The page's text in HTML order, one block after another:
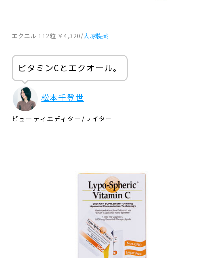
エクエル 112粒 ￥4,320/大塚製薬
ビタミンCとエクオール。
松本千登世
ビューティエディター /ライター